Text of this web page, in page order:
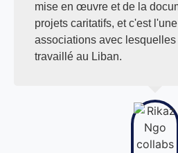
mise en œuvre et de la
projets caritatifs, et c'est
associations avec
travaillé au Liban.